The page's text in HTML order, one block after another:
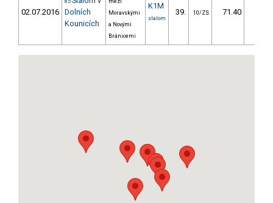
02.07.2016
85
Dolních
Kounicích
mezi
Moravskými
a Novými
Bránicemi
K1M
slalom
39. 10/ZS 71.40